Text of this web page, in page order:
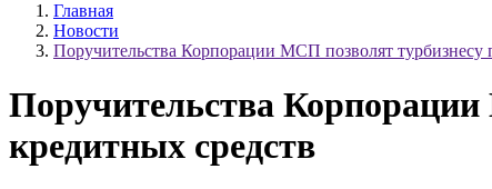
Главная
Новости
Поручительства Корпорации МСП позволят турбизнесу
Поручительства
кредитных средств